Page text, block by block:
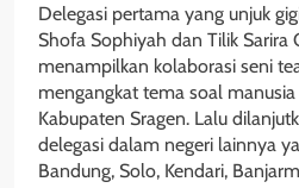
Delegasi pertama yang unjuk
Shofa Sophiyah dan Tilik Sarira
menampilkan kolaborasi seni
mengangkat tema soal
Kabupaten Sragen. Lalu
delegasi dalam negeri lainnya
Bandung, Solo, Kendari,